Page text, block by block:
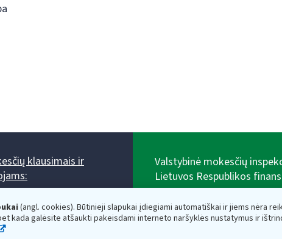
(angl. cookies). Būtinieji slapukai įdiegiami automatiškai ir jiems nėra
kada galėsite atšaukti pakeisdami interneto naršyklės nustatymus ir
klausimais ir
17.00, V 8.00-15.45.
valanda trumpiau.
8.00 val. - 12.00 val.
Valstybinė mokesčių
Lietuvos Respublikos
adresas: Vasario 16-osios g. 14, 01107
el.paštas:vmi@vmi.lt, E. pristatymo